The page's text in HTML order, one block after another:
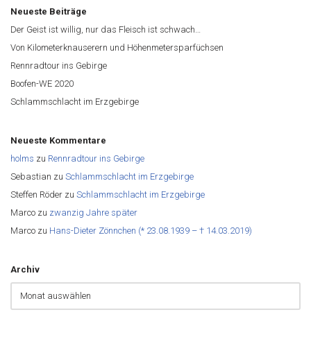
Neueste Beiträge
Der Geist ist willig, nur das Fleisch ist schwach…
Von Kilometerknauserern und Höhenmetersparfüchsen
Rennradtour ins Gebirge
Boofen-WE 2020
Schlammschlacht im Erzgebirge
Neueste Kommentare
holms zu Rennradtour ins Gebirge
Sebastian zu Schlammschlacht im Erzgebirge
Steffen Röder zu Schlammschlacht im Erzgebirge
Marco zu zwanzig Jahre später
Marco zu Hans-Dieter Zönnchen (* 23.08.1939 – † 14.03.2019)
Archiv